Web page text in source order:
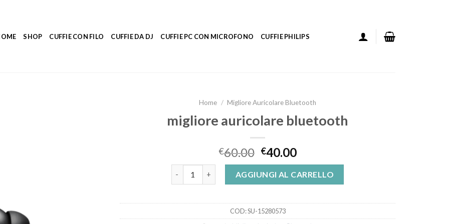
SHOP CUFFIE CON FILO CUFFIE DA DJ CUFFIE PC CON MICROFONO CUFFIE PHILIPS
Home / Migliore Auricolare Bluetooth
migliore auricolare bluetooth
€60.00 €40.00
AGGIUNGI AL CARRELLO
COD:SU-15280573